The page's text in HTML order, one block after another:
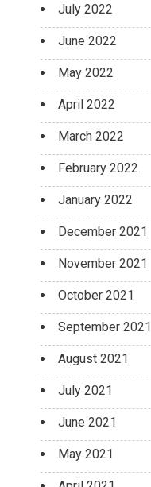
July 2022
June 2022
May 2022
April 2022
March 2022
February 2022
January 2022
December 2021
November 2021
October 2021
September 2021
August 2021
July 2021
June 2021
May 2021